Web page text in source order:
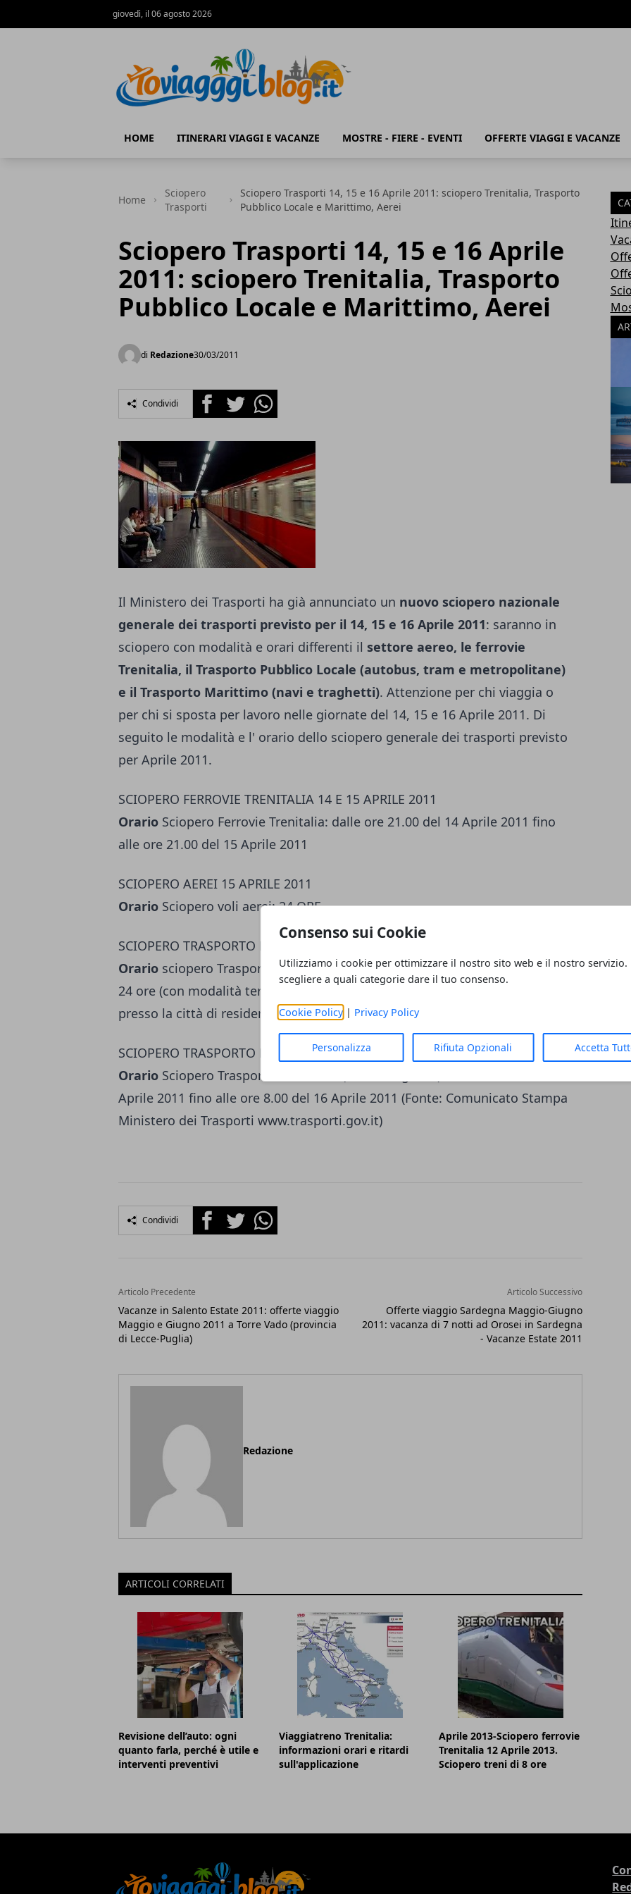
Consenso sui Cookie
Utilizziamo i cookie per ottimizzare il nostro sito web e il nostro servizio.
scegliere a quali categorie dare il tuo consenso.
Cookie Policy| Privacy Policy
Personalizza Rifiuta Opzionali Accetta
giovedì, il 06 agosto 2026
HOME ITINERARI VIAGGI E VACANZE MOSTRE - FIERE - EVENTI OFFERTE VIAGGI E VACANZE
Home
Sciopero
Trasporti
Sciopero Trasporti 14, 15 e 16 Aprile 2011: sciopero Trenitalia, Trasporto
Pubblico Locale e Marittimo, Aerei
Sciopero Trasporti 14, 15 e 16 Aprile
2011: sciopero Trenitalia, Trasporto
Pubblico Locale e Marittimo, Aerei
di Redazione30/03/2011
Condividi FacebookTwitterWhatsapp
Il Ministero dei Trasporti ha già annunciato un nuovo sciopero nazionale
generale dei trasporti previsto per il 14, 15 e 16 Aprile 2011: saranno in
sciopero con modalità e orari differenti il settore aereo, le ferrovie
Trenitalia, il Trasporto Pubblico Locale (autobus, tram e metropolitane)
e il Trasporto Marittimo (navi e traghetti). Attenzione per chi viaggia o
per chi si sposta per lavoro nelle giornate del 14, 15 e 16 Aprile 2011. Di
seguito le modalità e l' orario dello sciopero generale dei trasporti previsto
per Aprile 2011.
SCIOPERO FERROVIE TRENITALIA 14 E 15 APRILE 2011
Orario Sciopero Ferrovie Trenitalia: dalle ore 21.00 del 14 Aprile 2011 fino
alle ore 21.00 del 15 Aprile 2011
SCIOPERO AEREI 15 APRILE 2011
Orario Sciopero voli aerei: 24 ORE
SCIOPERO TRASPORTO PUBBLICO LOCALE 15 E 16 APRILE 2011
Orario sciopero Trasporto Pubblico Locale (tram, autobus e metropolitane):
24 ore (con modalità territoriali differenti; occorre informarsi direttamente
presso la città di residenza o di viaggio)
SCIOPERO TRASPORTO MARITTIMO 15 E 16 APRILE 2011
Orario Sciopero Trasporto Marittimo (navi e traghetti): dalle ore 8.00 del 15
Aprile 2011 fino alle ore 8.00 del 16 Aprile 2011 (Fonte: Comunicato Stampa
Ministero dei Trasporti www.trasporti.gov.it)
Condividi FacebookTwitterWhatsapp
Articolo Precedente
Vacanze in Salento Estate 2011: offerte viaggio
Maggio e Giugno 2011 a Torre Vado (provincia
di Lecce-Puglia)
Articolo Successivo
Offerte viaggio Sardegna Maggio-Giugno
2011: vacanza di 7 notti ad Orosei in Sardegna
- Vacanze Estate 2011
Redazione
ARTICOLI CORRELATI
Revisione dell’auto: ogni
quanto farla, perché è utile e
interventi preventivi
Viaggiatreno Trenitalia:
informazioni orari e ritardi
sull'applicazione
Aprile 2013-Sciopero ferrovie
Trenitalia 12 Aprile 2013.
Sciopero treni di 8 ore